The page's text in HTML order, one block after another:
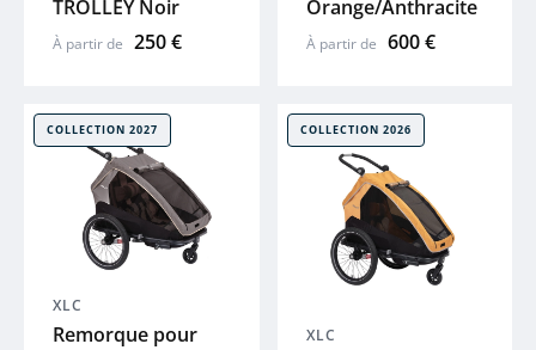
TROLLEY Noir
À partir de 250 €
Orange/Anthracite
À partir de 600 €
COLLECTION 2027
XLC
Remorque pour
COLLECTION 2026
XLC